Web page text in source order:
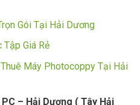
Gói Tại Hải Dương
Giá Rẻ
Máy Photocoppy Tại Hải
– Hải Dương ( Tây Hải